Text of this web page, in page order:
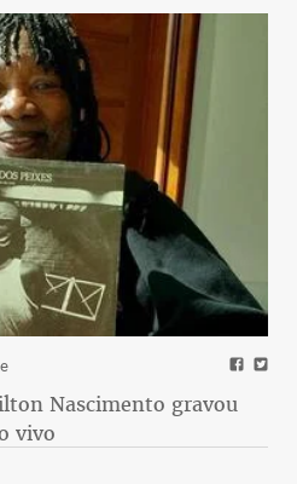
Nascimento gravou
vivo